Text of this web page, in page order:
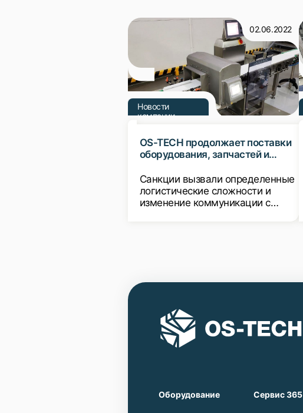
Новости
компании
02.06.2022
OS-TECH продолжает поставки
оборудования, запчастей и
всего ранее установленного
оборудования
Санкции вызвали определенные
логистические сложности и
изменение коммуникации с
Оборудование Сервис 365